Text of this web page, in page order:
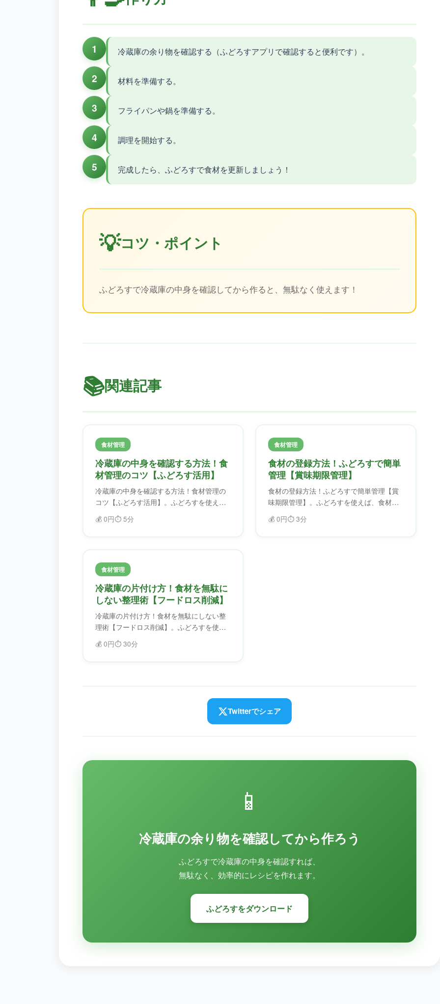
1 冷蔵庫の余り物を確認する（ふどろすアプリで確認すると便利です）。
2 材料を準備する。
3 フライパンや鍋を準備する。
4 調理を開始する。
5 完成したら、ふどろすで食材を更新しましょう！
💡コツ・ポイント
ふどろすで冷蔵庫の中身を確認してから作ると、無駄なく使えます！
📚関連記事
食材管理
冷蔵庫の中身を確認する方法！食
材管理のコツ【ふどろす活用】
冷蔵庫の中身を確認する方法！食材管理の
コツ【ふどろす活用】。ふどろすを使え
ば、食材を効率的に管理できます。賞味期
限を忘れることがなくなり、フードロスを
💰 0円⏱️ 5分
食材管理
食材の登録方法！ふどろすで簡単
管理【賞味期限管理】
食材の登録方法！ふどろすで簡単管理【賞
味期限管理】。ふどろすを使えば、食材を
効率的に管理できます。賞味期限を忘れる
ことがなくなり、フードロスを削減できま
💰 0円⏱️ 3分
食材管理
冷蔵庫の片付け方！食材を無駄に
しない整理術【フードロス削減】
冷蔵庫の片付け方！食材を無駄にしない整
理術【フードロス削減】。ふどろすを使え
ば、食材を効率的に管理できます。賞味期
限を忘れることがなくなり、フードロスを
💰 0円⏱️ 30分
Twitterでシェア
📱
冷蔵庫の余り物を確認してから作ろう
ふどろすで冷蔵庫の中身を確認すれば、
無駄なく、効率的にレシピを作れます。
ふどろすをダウンロード